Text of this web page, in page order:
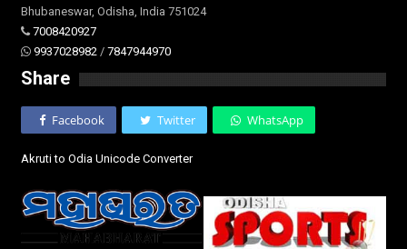
Bhubaneswar, Odisha, India 751024
7008420927
9937028982 / 7847944970
Share
Facebook Twitter WhatsApp
Akruti to Odia Unicode Converter